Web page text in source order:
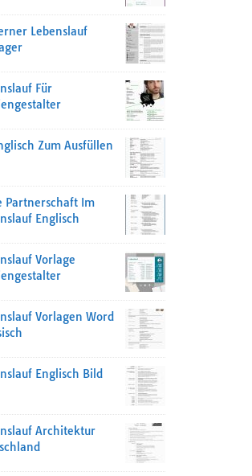
Lebenslauf
Für
Zum Ausfüllen
Partnerschaft Im
Englisch
Vorlage
Vorlagen Word
Englisch Bild
Architektur